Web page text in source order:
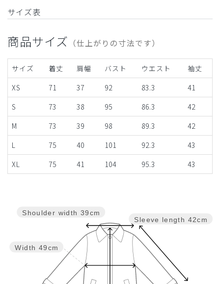
サイズ表
商品サイズ （仕上がりの寸法です）
サイズ 着丈 肩幅 バスト ウエスト
袖丈
XS
71 37 92 83.3
41
S
73 38 95 86.3
42
M
73 39 98 89.3
42
L
75 40 101 92.3
43
XL
75 41 104 95.3 43
Sleeve length 42cm
Width 49cm
Shoulder width 39cm